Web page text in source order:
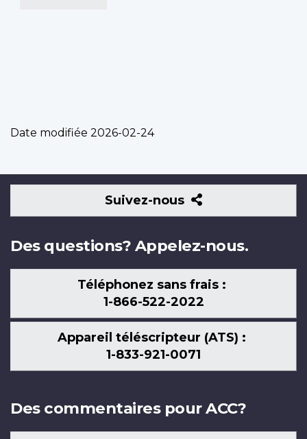
Date modifiée 2026-02-24
Suivez-nous
Suivez-
nous
Des questions? Appelez-nous.
Téléphonez sans frais :
1-866-522-2022
Appareil téléscripteur (ATS) :
1-833-921-0071
Des commentaires pour ACC?